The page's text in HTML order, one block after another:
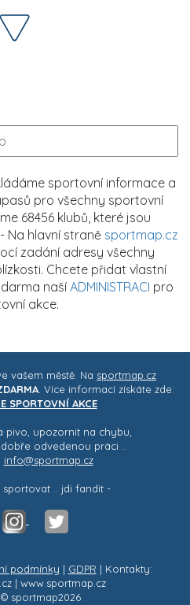
sportovní informace a
pro všechny sportovní
68456 klubů, které jsou
Na hlavní straně sportmap.cz
zadání adresy všechny
Chcete přidat vlastní
naší ADMINISTRACI pro
akce.
vašem městě. Na sportmap.cz
. Více informací získáte zde:
SPORTOVNÍ AKCE
pivo, upozornit na chybu,
odvedenou práci ..
info@sportmap.cz
.. jdi fandit -
podmínky | GDPR | Kontakty:
| www.sportmap.cz
sportmap2026